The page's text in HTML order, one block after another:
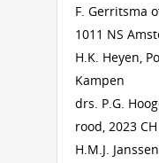
F. Gerritsma
1011 NS
H.K. Heyen,
Kampen
drs. P.G.
rood, 2023
H.M.J.